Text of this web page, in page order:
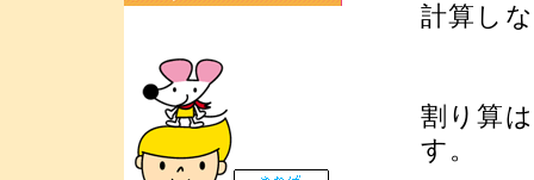
計算し
割り算
す。